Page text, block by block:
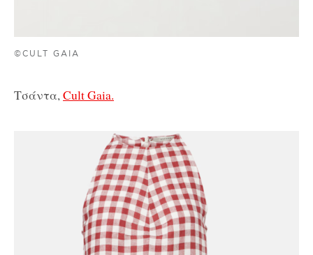
©CULT GAIA
Τσάντα,Cult Gaia.